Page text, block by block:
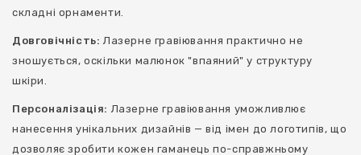
складні орнаменти.
Довговічність: Лазерне гравіювання практично не
зношується, оскільки малюнок "впаяний" у структуру
шкіри.
Персоналізація: Лазерне гравіювання уможливлює
нанесення унікальних дизайнів — від імен до логотипів, що
дозволяє зробити кожен гаманець по-справжньому